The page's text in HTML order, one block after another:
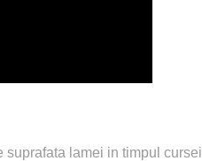
suprafata lamei in timpul cursei